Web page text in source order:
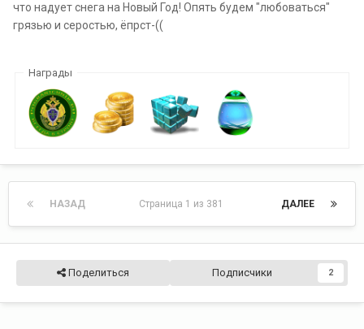
что надует снега на Новый Год! Опять будем "любоваться"
грязью и серостью, ёпрст-((
Награды
НАЗАД ДАЛЕЕ
Страница 1 из 381
Поделиться Подписчики 2